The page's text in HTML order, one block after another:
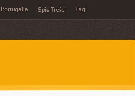
Portugalia Spis Treści Tagi